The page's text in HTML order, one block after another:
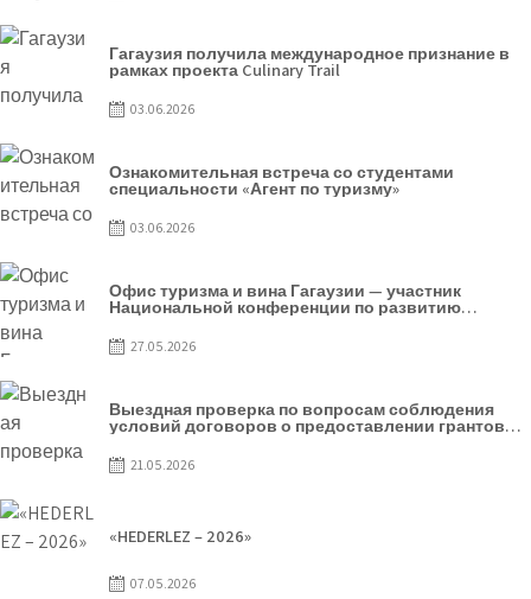
Гагаузия получила международное признание в
рамках проекта Culinary Trail
03.06.2026
Ознакомительная встреча со студентами
специальности «Агент по туризму»
03.06.2026
Офис туризма и вина Гагаузии — участник
Национальной конференции по развитию
туризма
27.05.2026
Выездная проверка по вопросам соблюдения
условий договоров о предоставлении грантов
предприятия SRL Baurlukhouse
21.05.2026
«HEDERLEZ – 2026»
07.05.2026